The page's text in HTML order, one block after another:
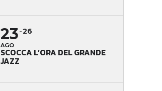
23
AGO
26
SCOCCA L’ORA DEL GRANDE
JAZZ